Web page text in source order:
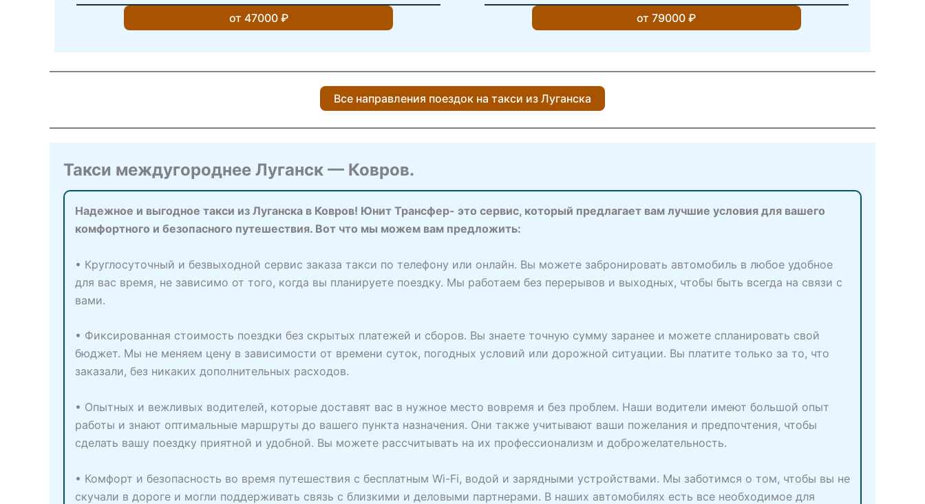
от 47000 ₽ от 79000 ₽
Все направления поездок на такси из Луганска
Такси междугороднее Луганск — Ковров.
Надежное и выгодное такси из Луганска в Ковров! Юнит Трансфер- это сервис, который предлагает вам лучшие условия для вашего
комфортного и безопасного путешествия. Вот что мы можем вам предложить:
• Круглосуточный и безвыходной сервис заказа такси по телефону или онлайн. Вы можете забронировать автомобиль в любое удобное
для вас время, не зависимо от того, когда вы планируете поездку. Мы работаем без перерывов и выходных, чтобы быть всегда на связи с
вами.
• Фиксированная стоимость поездки без скрытых платежей и сборов. Вы знаете точную сумму заранее и можете спланировать свой
бюджет. Мы не меняем цену в зависимости от времени суток, погодных условий или дорожной ситуации. Вы платите только за то, что
заказали, без никаких дополнительных расходов.
• Опытных и вежливых водителей, которые доставят вас в нужное место вовремя и без проблем. Наши водители имеют большой опыт
работы и знают оптимальные маршруты до вашего пункта назначения. Они также учитывают ваши пожелания и предпочтения, чтобы
сделать вашу поездку приятной и удобной. Вы можете рассчитывать на их профессионализм и доброжелательность.
• Комфорт и безопасность во время путешествия с бесплатным Wi-Fi, водой и зарядными устройствами. Мы заботимся о том, чтобы вы не
скучали в дороге и могли поддерживать связь с близкими и деловыми партнерами. В наших автомобилях есть все необходимое для